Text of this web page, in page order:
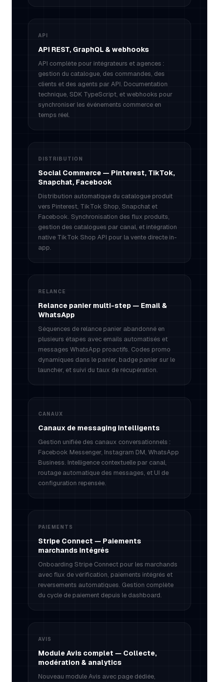
API
API REST, GraphQL & webhooks
API complète pour intégrateurs et agences :
gestion du catalogue, des commandes, des
clients et des agents par API. Documentation
technique, SDK TypeScript, et webhooks pour
synchroniser les événements commerce en
temps réel.
DISTRIBUTION
Social Commerce — Pinterest, TikTok,
Snapchat, Facebook
Distribution automatique du catalogue produit
vers Pinterest, TikTok Shop, Snapchat et
Facebook. Synchronisation des flux produits,
gestion des catalogues par canal, et intégration
native TikTok Shop API pour la vente directe in-
app.
RELANCE
Relance panier multi-step — Email &
WhatsApp
Séquences de relance panier abandonné en
plusieurs étapes avec emails automatisés et
messages WhatsApp proactifs. Codes promo
dynamiques dans le panier, badge panier sur le
launcher, et suivi du taux de récupération.
CANAUX
Canaux de messaging intelligents
Gestion unifiée des canaux conversationnels :
Facebook Messenger, Instagram DM, WhatsApp
Business. Intelligence contextuelle par canal,
routage automatique des messages, et UI de
configuration repensée.
PAIEMENTS
Stripe Connect — Paiements
marchands intégrés
Onboarding Stripe Connect pour les marchands
avec flux de vérification, paiements intégrés et
reversements automatiques. Gestion complète
du cycle de paiement depuis le dashboard.
AVIS
Module Avis complet — Collecte,
modération & analytics
Nouveau module Avis avec page dédiée,